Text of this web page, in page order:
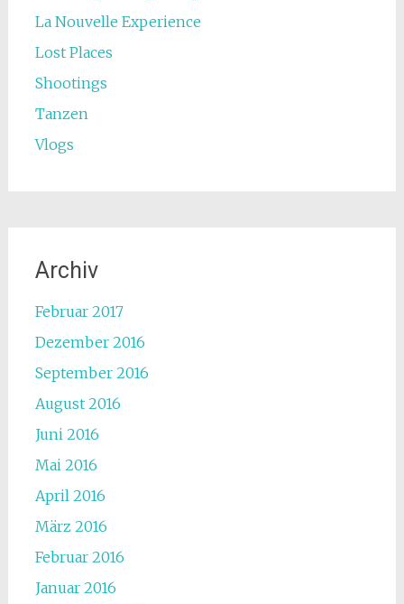
La Nouvelle Experience
Lost Places
Shootings
Tanzen
Vlogs
Archiv
Februar 2017
Dezember 2016
September 2016
August 2016
Juni 2016
Mai 2016
April 2016
März 2016
Februar 2016
Januar 2016